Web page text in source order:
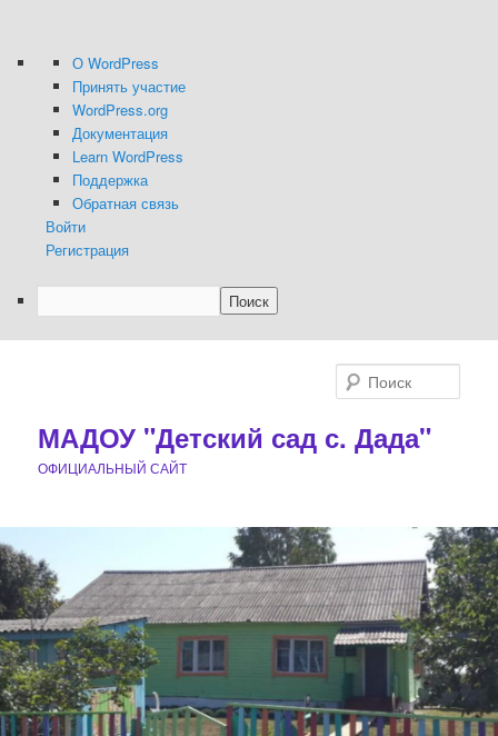
WordPress
О WordPress
Принять участие
WordPress.org
Документация
Learn WordPress
Поддержка
Обратная связь
Войти
Регистрация
Поиск
МАДОУ "Детский сад с. Дада"
ОФИЦИАЛЬНЫЙ САЙТ